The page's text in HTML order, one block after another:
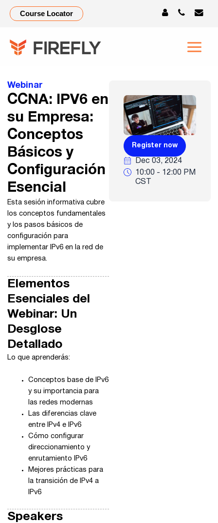
CCNA
Series:
en
su
empresa:
Conceptos
básicos
configuración
esencial
Course Locator
Webinar
CCNA: IPV6 en
su Empresa:
Conceptos
Básicos y
Configuración
Esencial
Esta sesión informativa cubre
los conceptos fundamentales
y los pasos básicos de
configuración para
implementar IPv6 en la red de
su empresa.
Elementos
Esenciales del
Webinar: Un
Desglose
Detallado
Lo que aprenderás:
Conceptos base de IPv6
y su importancia para
las redes modernas
Las diferencias clave
entre IPv4 e IPv6
Cómo configurar
direccionamiento y
enrutamiento IPv6
Mejores prácticas para
la transición de IPv4 a
IPv6
Speakers
Register now
Dec 03, 2024
10:00 - 12:00 PM
CST